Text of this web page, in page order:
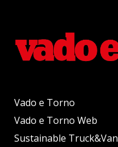
Vado e Torno
Vado e Torno Web
Sustainable Truck&Van